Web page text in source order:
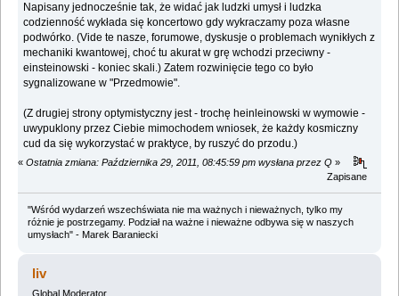
Napisany jednocześnie tak, że widać jak ludzki umysł i ludzka
codzienność wykłada się koncertowo gdy wykraczamy poza własne
podwórko. (Vide te nasze, forumowe, dyskusje o problemach wynikłych z
mechaniki kwantowej, choć tu akurat w grę wchodzi przeciwny -
einsteinowski - koniec skali.) Zatem rozwinięcie tego co było
sygnalizowane w "Przedmowie".
(Z drugiej strony optymistyczny jest - trochę heinleinowski w wymowie -
uwypuklony przez Ciebie mimochodem wniosek, że każdy kosmiczny
cud da się wykorzystać w praktyce, by ruszyć do przodu.)
« Ostatnia zmiana: Października 29, 2011, 08:45:59 pm wysłana przez Q »
Zapisane
"Wśród wydarzeń wszechświata nie ma ważnych i nieważnych, tylko my
różnie je postrzegamy. Podział na ważne i nieważne odbywa się w naszych
umysłach" - Marek Baraniecki
liv
Global Moderator